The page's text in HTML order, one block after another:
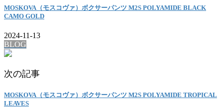
MOSKOVA（モスコヴァ）ボクサーパンツ M2S POLYAMIDE BLACK
CAMO GOLD
2024-11-13
BLOG
次の記事
MOSKOVA（モスコヴァ）ボクサーパンツ M2S POLYAMIDE TROPICAL
LEAVES